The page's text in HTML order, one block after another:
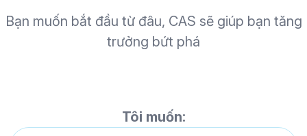
Bạn muốn bắt đầu từ đâu, CAS sẽ giúp bạn tăng
trưởng bứt phá
Tôi muốn: